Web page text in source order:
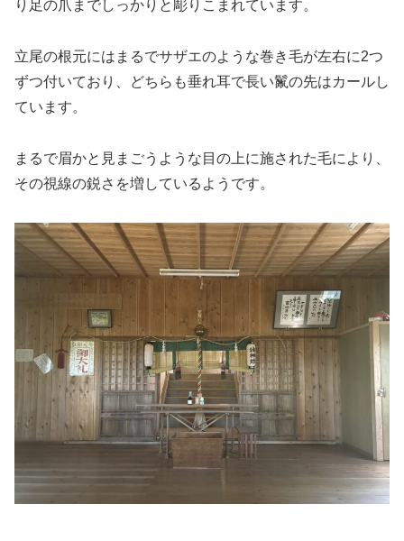
り足の爪までしっかりと彫りこまれています。
立尾の根元にはまるでサザエのような巻き毛が左右に2つ
ずつ付いており、どちらも垂れ耳で長い鬣の先はカールし
ています。
まるで眉かと見まごうような目の上に施された毛により、
その視線の鋭さを増しているようです。